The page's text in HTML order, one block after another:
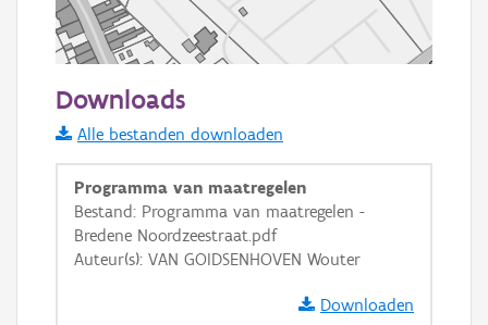
Informatie Vlaanderen
i
+ −
Downloads
Alle bestanden downloaden
Programma van maatregelen
Bestand: Programma van maatregelen -
Bredene Noordzeestraat.pdf
Auteur(s): VAN GOIDSENHOVEN Wouter
Downloaden